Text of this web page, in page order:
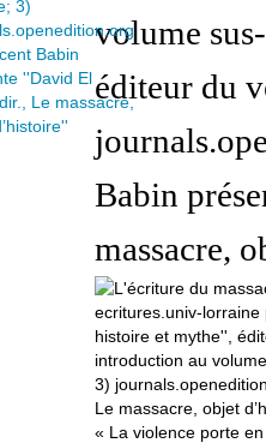
volume
éditeur du
Babin
massacre,
« La violence porte